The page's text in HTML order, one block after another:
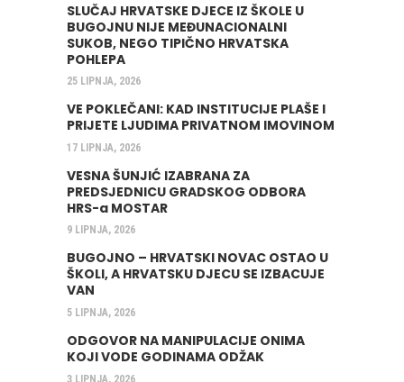
SLUČAJ HRVATSKE DJECE IZ ŠKOLE U
BUGOJNU NIJE MEĐUNACIONALNI
SUKOB, NEGO TIPIČNO HRVATSKA
POHLEPA
25 LIPNJA, 2026
VE POKLEČANI: KAD INSTITUCIJE PLAŠE I
PRIJETE LJUDIMA PRIVATNOM IMOVINOM
17 LIPNJA, 2026
VESNA ŠUNJIĆ IZABRANA ZA
PREDSJEDNICU GRADSKOG ODBORA
HRS-a MOSTAR
9 LIPNJA, 2026
BUGOJNO – HRVATSKI NOVAC OSTAO U
ŠKOLI, A HRVATSKU DJECU SE IZBACUJE
VAN
5 LIPNJA, 2026
ODGOVOR NA MANIPULACIJE ONIMA
KOJI VODE GODINAMA ODŽAK
3 LIPNJA, 2026